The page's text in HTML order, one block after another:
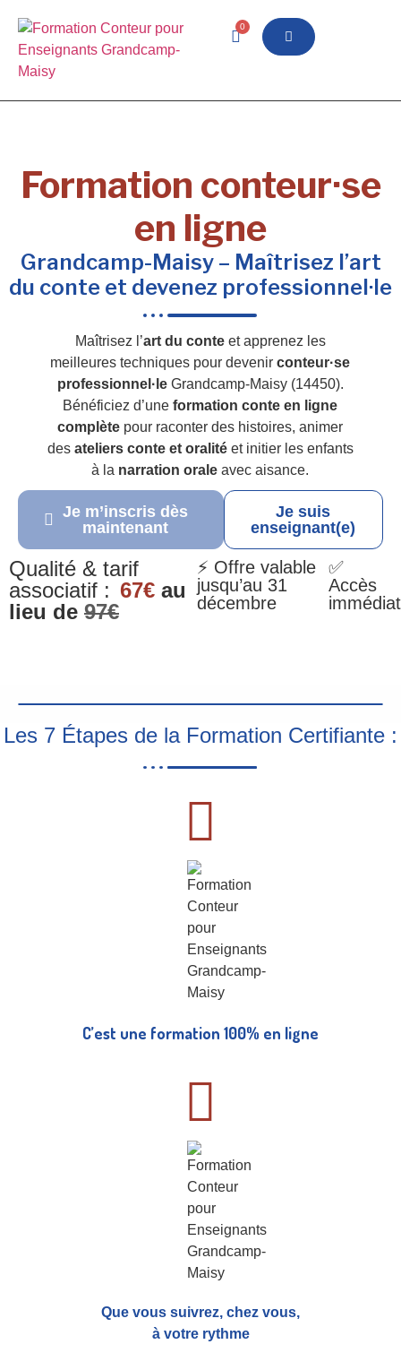
0
Formation conteur·se
en ligne
Grandcamp-Maisy – Maîtrisez l’art
du conte et devenez professionnel·le
Maîtrisez l’art du conteet apprenez les
meilleures techniques pour devenirconteur·se
professionnel·leGrandcamp-Maisy (14450).
Bénéficiez d’uneformation conte en ligne
complète pour raconter des histoires, animer
des ateliers conte et oralitéet initier les enfants
à la narration orale avec aisance.
Je m’inscris dès
maintenant
Je suis
enseignant(e)
Qualité & tarif
associatif : 67€ au
lieu de 97€
⚡ Offre valable
jusqu’au 31
décembre
✅
Accès
immédiat
Les 7 Étapes de la Formation Certifiante :
C’est une formation 100% en ligne
Que vous suivrez, chez vous,
à votre rythme